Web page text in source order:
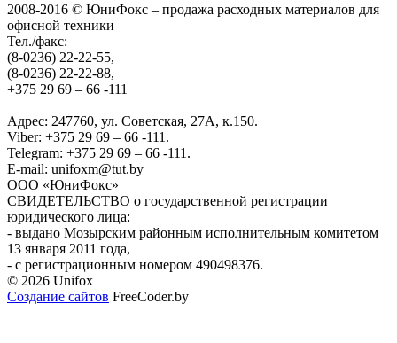
2008-2016 © ЮниФокс – продажа расходных материалов для
офисной техники
Тел./факс:
(8-0236) 22-22-55,
(8-0236) 22-22-88,
+375 29 69 – 66 -111
Адрес: 247760, ул. Советская, 27А, к.150.
Viber: +375 29 69 – 66 -111.
Telegram: +375 29 69 – 66 -111.
E-mail: unifoxm@tut.by
ООО «ЮниФокс»
СВИДЕТЕЛЬСТВО о государственной регистрации
юридического лица:
- выдано Мозырским районным исполнительным комитетом
13 января 2011 года,
- с регистрационным номером 490498376.
© 2026 Unifox
Создание сайтов FreeCoder.by